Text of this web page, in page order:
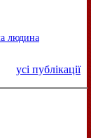
людина
усі публікації